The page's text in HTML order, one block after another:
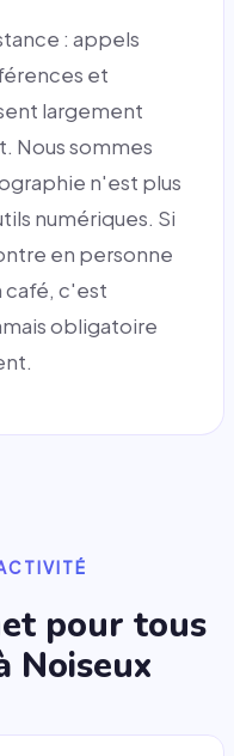
: appels
et
largement
Nous sommes
n'est plus
numériques. Si
en personne
café, c'est
obligatoire
pour tous
Noiseux